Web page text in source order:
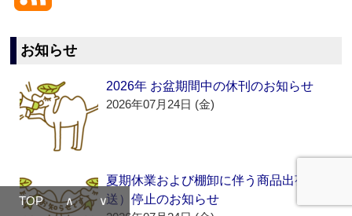
お知らせ
2026年 お盆期間中の休刊のお知らせ
2026年07月24日 (金)
夏期休業および棚卸に伴う商品出荷（発
送）停止のお知らせ
TOP ∧ ∨